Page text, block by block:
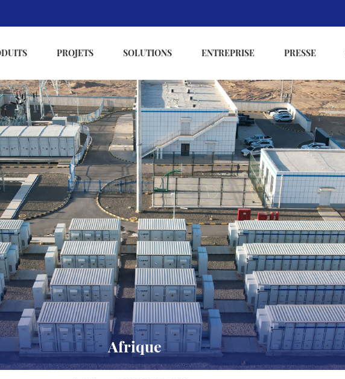
PROJETS SOLUTIONS ENTREPRISE PRESSE
Afrique